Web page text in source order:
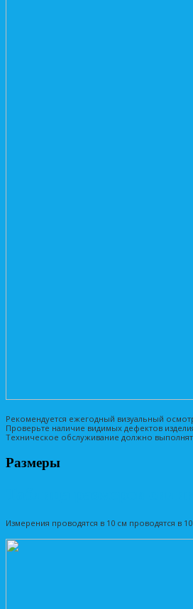
Рекомендуется ежегодный визуальный
Проверьте наличие видимых дефектов
Техническое обслуживание должно
Размеры
Измерения проводятся в 10 см проводятся в